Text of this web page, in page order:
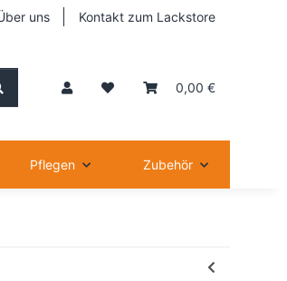
uns Kontakt zum Lackstore
0,00 €
Pflegen Zubehör